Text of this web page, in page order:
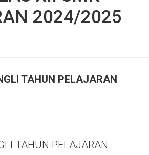
2024/2025
TAHUN PELAJARAN
TAHUN PELAJARAN